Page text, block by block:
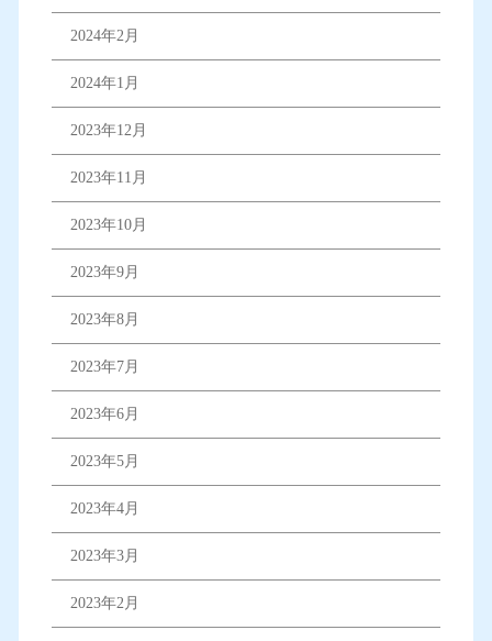
2024年2月
2024年1月
2023年12月
2023年11月
2023年10月
2023年9月
2023年8月
2023年7月
2023年6月
2023年5月
2023年4月
2023年3月
2023年2月